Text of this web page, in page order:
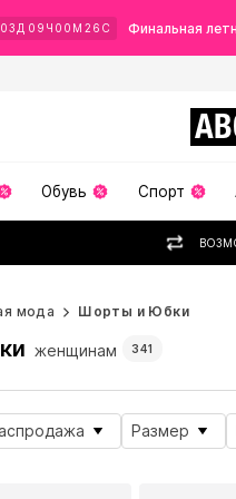
03 Д 09 Ч 00 М 23 С Финальная
Обувь Спорт
мода Шорты и Юбки
женщинам 341
Размер